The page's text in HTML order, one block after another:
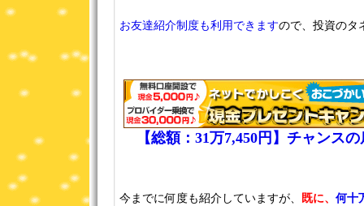
お友達紹介制度も利用できますので、投資のタ
【総額：31万7,450円】チャンス
今までに何度も紹介していますが、 既に、 何十